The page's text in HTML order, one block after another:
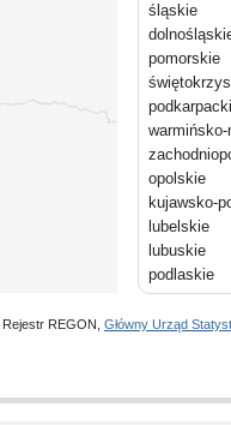
śląskie
pomorskie
opolskie
kujawsko-
lubelskie
lubuskie
podlaskie
Rejestr REGON, Główny Urząd